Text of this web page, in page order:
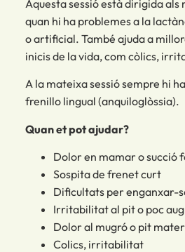
Aquesta sessió està dirigida
quan hi ha problemes a la
o artificial. També ajuda a
inicis de la vida, com còlics,
A la mateixa sessió sempre hi
frenillo lingual (anquiloglòssia).
Quan et pot ajudar?
Dolor en mamar o succió
Sospita de frenet curt
Dificultats per enganxar-
Irritabilitat al pit o poc
Dolor al mugró o pit
Colics, irritabilitat